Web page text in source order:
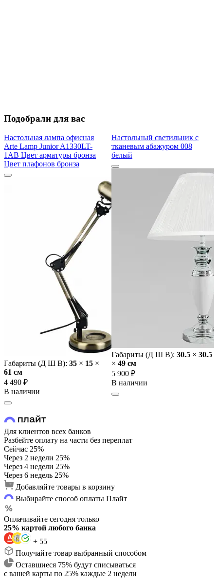
Подобрали для вас
Настольная лампа офисная
Arte Lamp Junior A1330LT-
1AB Цвет арматуры бронза
Цвет плафонов бронза
Габариты (Д Ш В): 35 × 15 ×
61 cм
4 490 ₽
В наличии
Настольный светильник с
тканевым абажуром 008
белый
Габариты (Д Ш В): 30.5 × 30.5
× 49 cм
5 900 ₽
В наличии
Для клиентов всех банков
Разбейте оплату на части без переплат
Сейчас 25%
Через 2 недели 25%
Через 4 недели 25%
Через 6 недель 25%
Добавляйте товары в корзину
Выбирайте способ оплаты Плайт
Оплачивайте сегодня только
25% картой любого банка
+ 55
Получайте товар выбранный способом
Оставшиеся 75% будут списываться
с вашей карты по 25% каждые 2 недели